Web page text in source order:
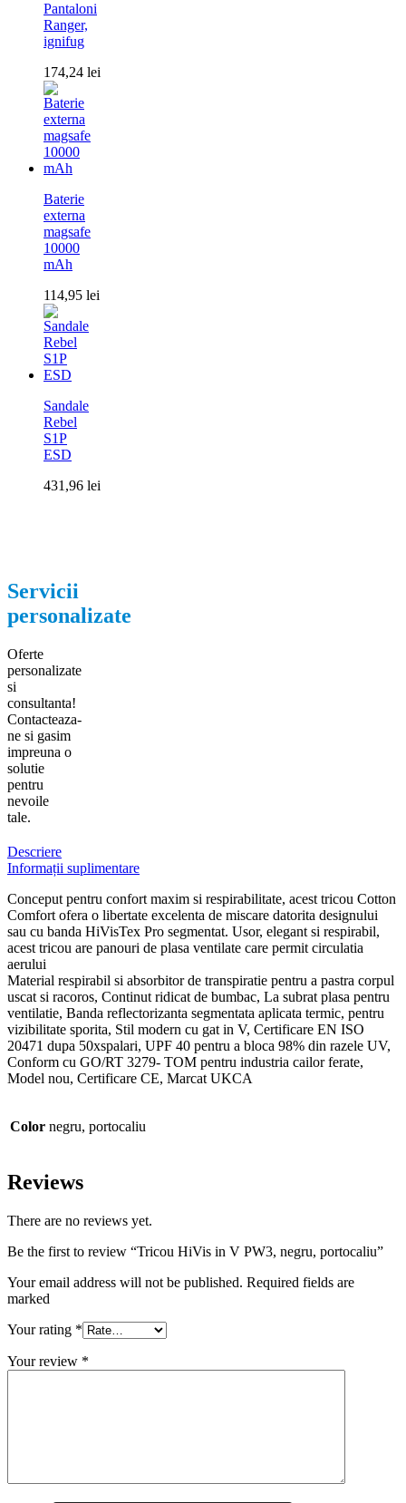
Pantaloni
Ranger,
ignifug
174,24 lei
Baterie
externa
magsafe
10000
mAh
114,95 lei
Sandale
Rebel
S1P
ESD
431,96 lei
Servicii
personalizate
Oferte
personalizate
si
consultanta!
Contacteaza-
ne si gasim
impreuna o
solutie
pentru
nevoile
tale.
Descriere
Informații suplimentare
Conceput pentru confort maxim si respirabilitate, acest tricou Cotton
Comfort ofera o libertate excelenta de miscare datorita designului
sau cu banda HiVisTex Pro segmentat. Usor, elegant si respirabil,
acest tricou are panouri de plasa ventilate care permit circulatia
aerului
Material respirabil si absorbitor de transpiratie pentru a pastra corpul
uscat si racoros, Continut ridicat de bumbac, La subrat plasa pentru
ventilatie, Banda reflectorizanta segmentata aplicata termic, pentru
vizibilitate sporita, Stil modern cu gat in V, Certificare EN ISO
20471 dupa 50xspalari, UPF 40 pentru a bloca 98% din razele UV,
Conform cu GO/RT 3279- TOM pentru industria cailor ferate,
Model nou, Certificare CE, Marcat UKCA
Color negru, portocaliu
Reviews
There are no reviews yet.
Be the first to review “Tricou HiVis in V PW3, negru, portocaliu”
Your email address will not be published. Required fields are
marked
Your rating *
Your review *